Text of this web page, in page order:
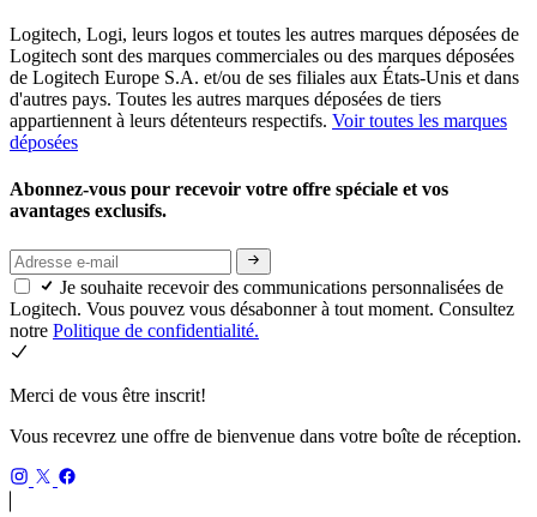
Logitech, Logi, leurs logos et toutes les autres marques déposées de
Logitech sont des marques commerciales ou des marques déposées
de Logitech Europe S.A. et/ou de ses filiales aux États-Unis et dans
d'autres pays. Toutes les autres marques déposées de tiers
appartiennent à leurs détenteurs respectifs. Voir toutes les marques
déposées
Abonnez-vous pour recevoir votre offre spéciale et vos
avantages exclusifs.
Je souhaite recevoir des communications personnalisées de
Logitech. Vous pouvez vous désabonner à tout moment. Consultez
notre Politique de confidentialité.
Merci de vous être inscrit!
Vous recevrez une offre de bienvenue dans votre boîte de réception.